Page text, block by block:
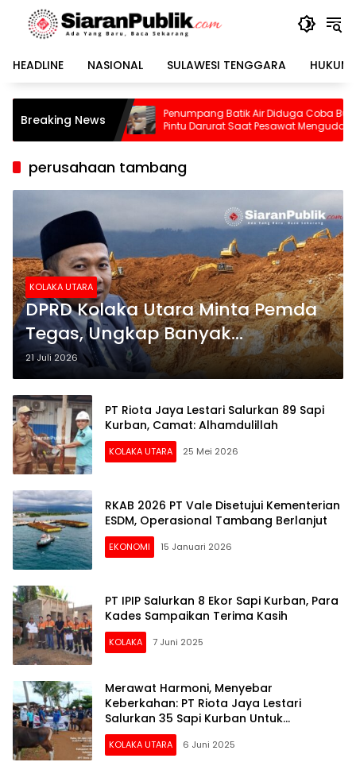
Langsung
konten
HEADLINE
NASIONAL SULAWESI TENGGARA HUKUM
Breaking NewsPenumpang Batik Air Diduga Coba Buka
Pintu Darurat Saat Pesawat Mengudara,
Kepanikan Pecah di Dalam Kabin
Pilu,
Tewas
perusahaan tambang
KOLAKA UTARA
DPRD Kolaka Utara Minta Pemda
Tegas, Ungkap Banyak
Perusahaan Tambang Belum
Penuhi Kewajiban PPM
21 Juli 2026
PT Riota Jaya Lestari Salurkan 89 Sapi
Kurban, Camat: Alhamdulillah
KOLAKA UTARA 25 Mei 2026
RKAB 2026 PT Vale Disetujui Kementerian
ESDM, Operasional Tambang Berlanjut
EKONOMI 15 Januari 2026
PT IPIP Salurkan 8 Ekor Sapi Kurban, Para
Kades Sampaikan Terima Kasih
KOLAKA 7 Juni 2025
Merawat Harmoni, Menyebar
Keberkahan: PT Riota Jaya Lestari
Salurkan 35 Sapi Kurban Untuk
Masyarakat Lingkar Tambang
KOLAKA UTARA 6 Juni 2025